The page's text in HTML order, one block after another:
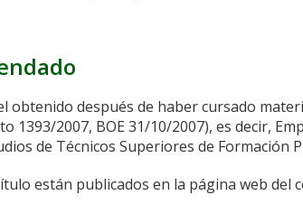
obtenido después de haber cursado
1393/2007, BOE 31/10/2007), es decir,
de Técnicos Superiores de Formación
están publicados en la página web del